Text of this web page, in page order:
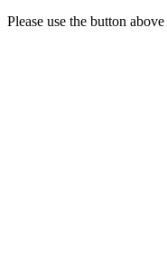
Please use the button